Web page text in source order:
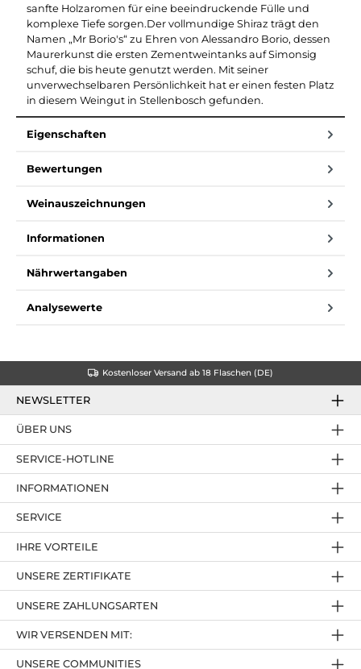
sanfte Holzaromen für eine beeindruckende Fülle und
komplexe Tiefe sorgen.Der vollmundige Shiraz trägt den
Namen „Mr Borio's“ zu Ehren von Alessandro Borio, dessen
Maurerkunst die ersten Zementweintanks auf Simonsig
schuf, die bis heute genutzt werden. Mit seiner
unverwechselbaren Persönlichkeit hat er einen festen Platz
in diesem Weingut in Stellenbosch gefunden.
Eigenschaften
Bewertungen
Weinauszeichnungen
Informationen
Nährwertangaben
Analysewerte
Kostenloser Versand ab 18 Flaschen (DE)
NEWSLETTER
SERVICE-HOTLINE
IHRE VORTEILE
UNSERE ZAHLUNGSARTEN
ÜBER UNS
UNSERE ZERTIFIKATE
INFORMATIONEN
SERVICE
UNSERE COMMUNITIES
WIR VERSENDEN MIT: